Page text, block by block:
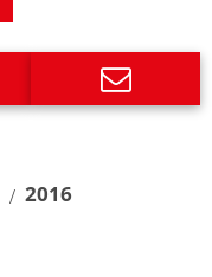
2016